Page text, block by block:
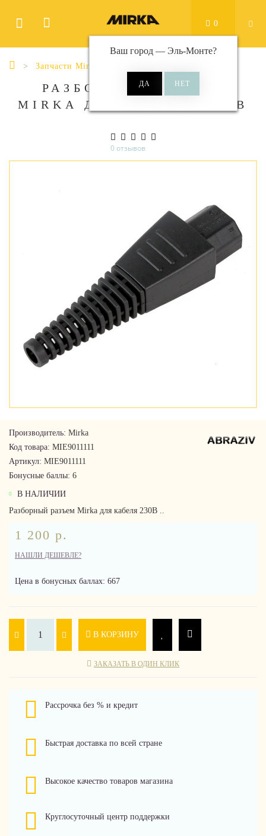
Ваш город — Эль-Монте?
0
Запчасти Mirka
РАЗБОРНЫЙ РАЗЪЕМ
MIRKA ДЛЯ КАБЕЛЯ 230В
0 отзывов
Производитель: Mirka
Код товара: MIE9011111
Артикул: MIE9011111
Бонусные баллы: 6
В НАЛИЧИИ
Разборный разъем Mirka для кабеля 230В ..
1 200 р.
НАШЛИ ДЕШЕВЛЕ?
Цена в бонусных баллах: 667
В КОРЗИНУ
ЗАКАЗАТЬ В ОДИН КЛИК
Рассрочка без % и кредит
Быстрая доставка по всей стране
Высокое качество товаров магазина
Круглосуточный центр поддержки